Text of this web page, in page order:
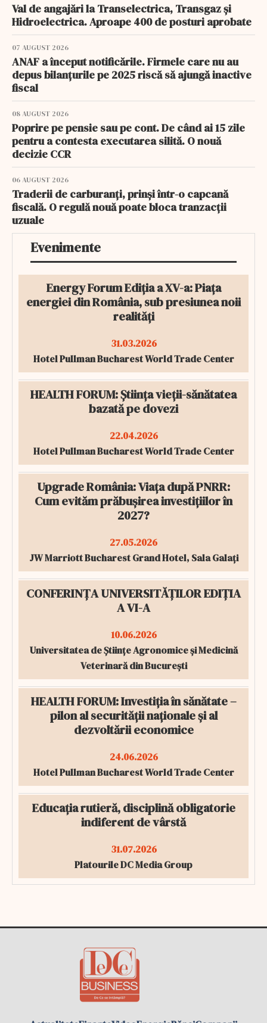
Val de angajări la Transelectrica, Transgaz și
Hidroelectrica. Aproape 400 de posturi aprobate
07 AUGUST 2026
ANAF a început notificările. Firmele care nu au
depus bilanțurile pe 2025 riscă să ajungă inactive
fiscal
08 AUGUST 2026
Poprire pe pensie sau pe cont. De când ai 15 zile
pentru a contesta executarea silită. O nouă
decizie CCR
06 AUGUST 2026
Traderii de carburanți, prinși într-o capcană
fiscală. O regulă nouă poate bloca tranzacții
uzuale
Evenimente
Energy Forum Ediția a XV-a: Piața
energiei din România, sub presiunea noii
realități
31.03.2026
Hotel Pullman Bucharest World Trade Center
HEALTH FORUM: Știința vieții-sănătatea
bazată pe dovezi
22.04.2026
Hotel Pullman Bucharest World Trade Center
Upgrade România: Viața după PNRR:
Cum evităm prăbușirea investițiilor în
2027?
27.05.2026
JW Marriott Bucharest Grand Hotel, Sala Galați
CONFERINȚA UNIVERSITĂȚILOR EDIȚIA
A VI-A
10.06.2026
Universitatea de Științe Agronomice și Medicină
Veterinară din București
HEALTH FORUM: Investiția în sănătate –
pilon al securității naționale și al
dezvoltării economice
24.06.2026
Hotel Pullman Bucharest World Trade Center
Educația rutieră, disciplină obligatorie
indiferent de vârstă
31.07.2026
Platourile DC Media Group